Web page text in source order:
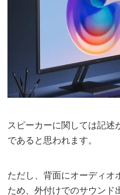
スピーカーに関しては記述
であると思われます。
ただし、背面にオーディオ
ため、外付けでのサウンド